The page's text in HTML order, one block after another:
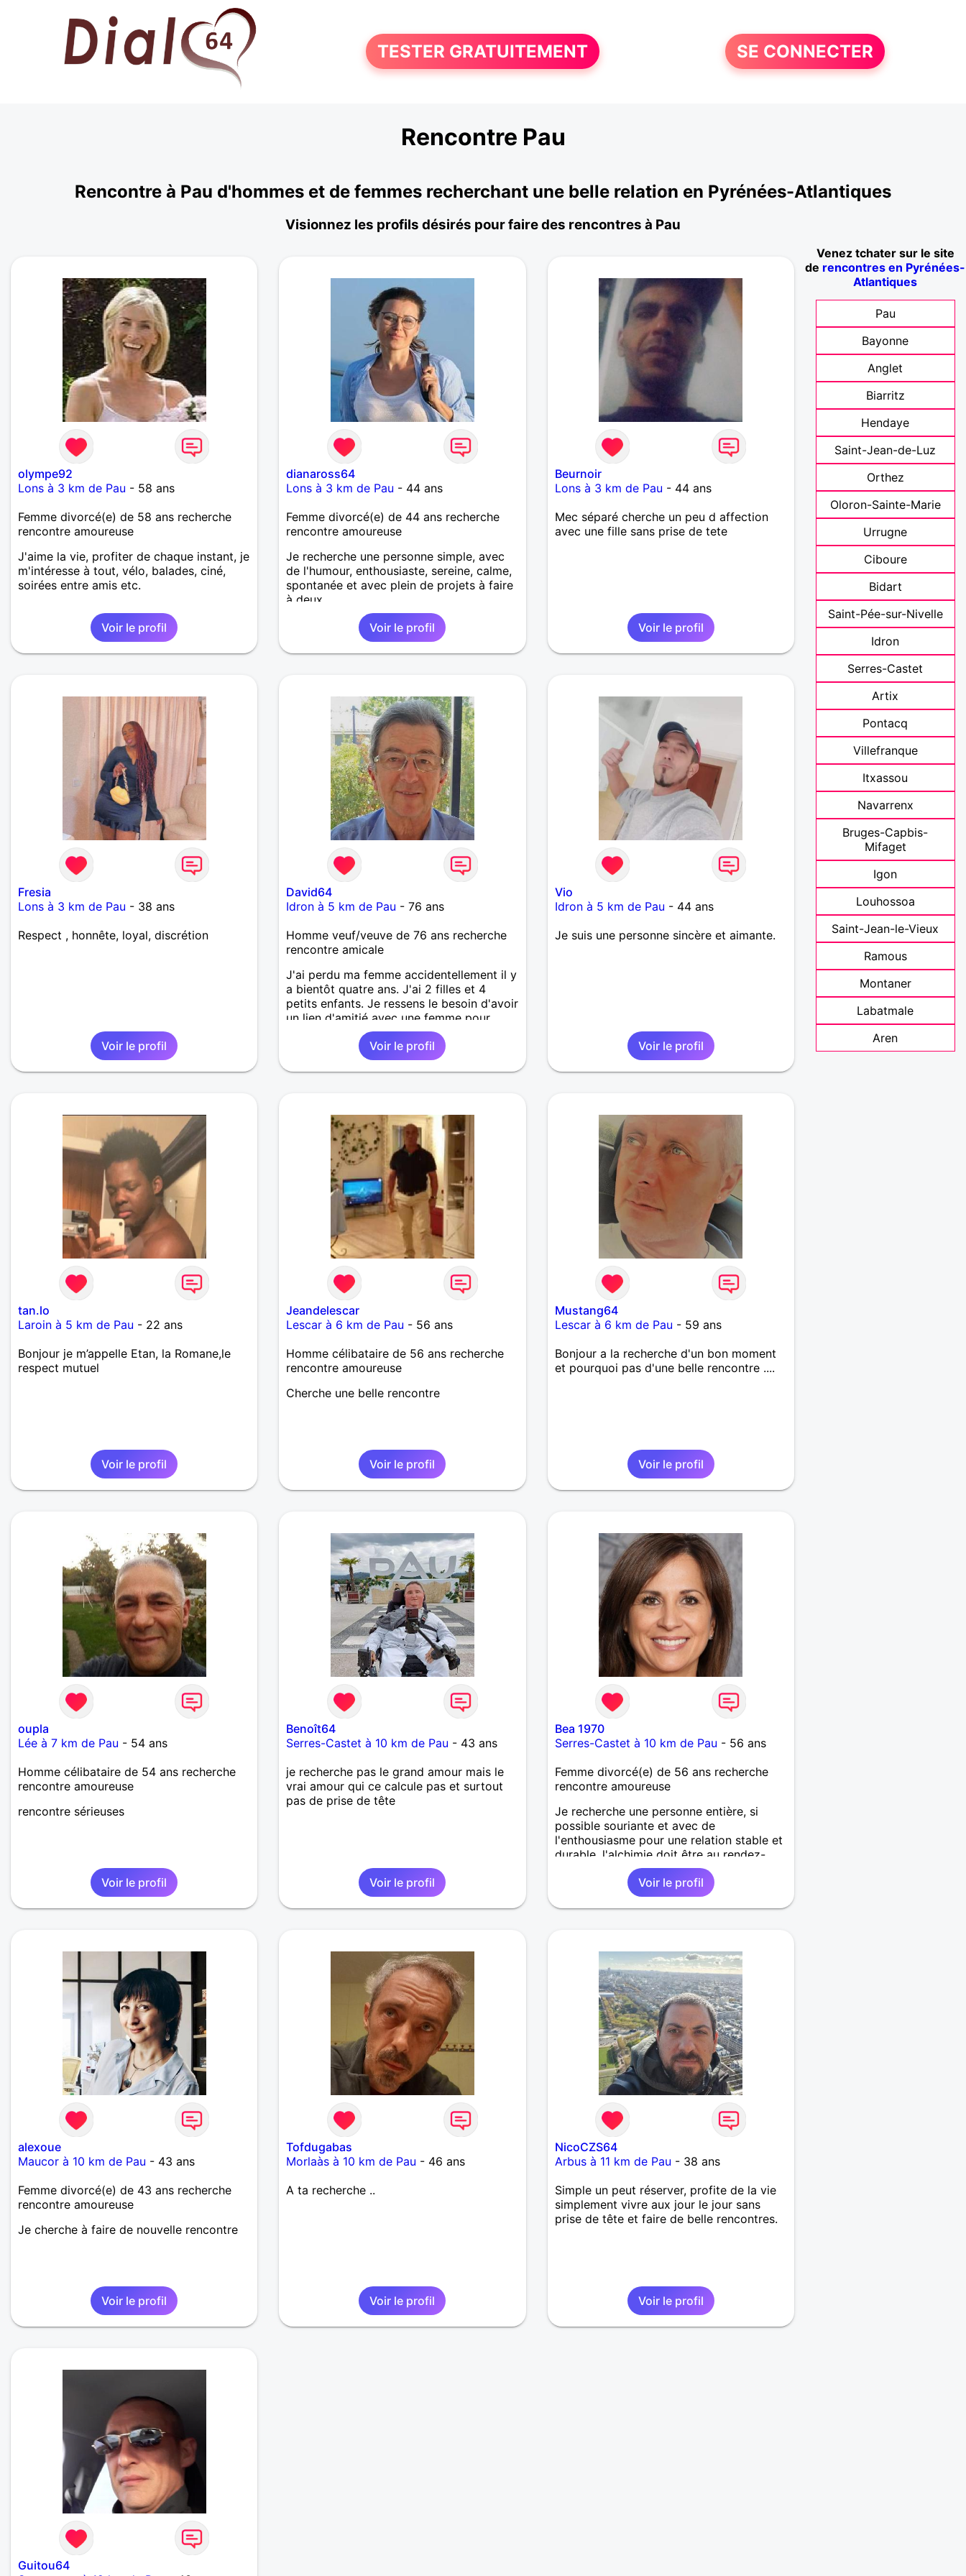
TESTER GRATUITEMENT SE CONNECTER
Rencontre Pau
Rencontre à Pau d'hommes et de femmes recherchant une belle relation en Pyrénées-Atlantiques
Visionnez les profils désirés pour faire des rencontres à Pau
olympe92
Lons à 3 km de Pau - 58 ans
Femme divorcé(e) de 58 ans recherche
rencontre amoureuse
J'aime la vie, profiter de chaque instant, je
m'intéresse à tout, vélo, balades, ciné,
soirées entre amis etc.
Voir le profil
dianaross64
Lons à 3 km de Pau - 44 ans
Femme divorcé(e) de 44 ans recherche
rencontre amoureuse
Je recherche une personne simple, avec
de l'humour, enthousiaste, sereine, calme,
spontanée et avec plein de projets à faire
à deux.
Voir le profil
Beurnoir
Lons à 3 km de Pau - 44 ans
Mec séparé cherche un peu d affection
avec une fille sans prise de tete
Voir le profil
Fresia
Lons à 3 km de Pau - 38 ans
Respect , honnête, loyal, discrétion
Voir le profil
David64
Idron à 5 km de Pau - 76 ans
Homme veuf/veuve de 76 ans recherche
rencontre amicale
J'ai perdu ma femme accidentellement il y
a bientôt quatre ans. J'ai 2 filles et 4
petits enfants. Je ressens le besoin d'avoir
un lien d'amitié avec une femme pour
partager de beaux moments d'échanges.
Dans cette amitié il faudrait de la
proximité, de la complicité, de la
simplicité, de l'authenticité, de la
âge vous retient vous pourrez vous rendre
compte que je fais plus jeune
mentalement et physiquement. J'aime le
sport, la musique, la nature, les belles
Voir le profil
Vio
Idron à 5 km de Pau - 44 ans
Je suis une personne sincère et aimante.
Voir le profil
tan.lo
Laroin à 5 km de Pau - 22 ans
Bonjour je m’appelle Etan, la Romane,le
respect mutuel
Voir le profil
Jeandelescar
Lescar à 6 km de Pau - 56 ans
Homme célibataire de 56 ans recherche
rencontre amoureuse
Cherche une belle rencontre
Voir le profil
Mustang64
Lescar à 6 km de Pau - 59 ans
Bonjour a la recherche d'un bon moment
et pourquoi pas d'une belle rencontre ....
Voir le profil
oupla
Lée à 7 km de Pau - 54 ans
Homme célibataire de 54 ans recherche
rencontre amoureuse
rencontre sérieuses
Voir le profil
Benoît64
Serres-Castet à 10 km de Pau - 43 ans
je recherche pas le grand amour mais le
vrai amour qui ce calcule pas et surtout
pas de prise de tête
Voir le profil
Bea 1970
Serres-Castet à 10 km de Pau - 56 ans
Femme divorcé(e) de 56 ans recherche
rencontre amoureuse
Je recherche une personne entière, si
possible souriante et avec de
l'enthousiasme pour une relation stable et
durable, l'alchimie doit être au rendez-
vous évidemment.
Voir le profil
alexoue
Maucor à 10 km de Pau - 43 ans
Femme divorcé(e) de 43 ans recherche
rencontre amoureuse
Je cherche à faire de nouvelle rencontre
Voir le profil
Tofdugabas
Morlaàs à 10 km de Pau - 46 ans
A ta recherche ..
Voir le profil
NicoCZS64
Arbus à 11 km de Pau - 38 ans
Simple un peut réserver, profite de la vie
simplement vivre aux jour le jour sans
prise de tête et faire de belle rencontres.
Voir le profil
Guitou64
Venez tchater sur le site
de rencontres en Pyrénées-
Atlantiques
Pau
Bayonne
Anglet
Biarritz
Hendaye
Saint-Jean-de-Luz
Orthez
Oloron-Sainte-Marie
Urrugne
Ciboure
Bidart
Saint-Pée-sur-Nivelle
Idron
Serres-Castet
Artix
Pontacq
Villefranque
Itxassou
Navarrenx
Bruges-Capbis-
Mifaget
Igon
Louhossoa
Saint-Jean-le-Vieux
Ramous
Montaner
Labatmale
Aren